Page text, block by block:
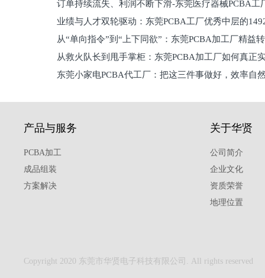
维锁客法则
订单持续流失、利润不断下滑-东莞医疗器械PCBA工
理死穴必须堵住
业绩与人才双轮驱动：东莞PCBA工厂优秀中层的
从“单向指令”到“上下同欲”：东莞PCBA加工厂精益
关键从救火队长到甩手掌柜：东莞PCBA加工厂如何真正
东莞小家电PCBA代工厂：把这三件事做好，效率自
产品与服务
PCBA加工
成品组装
方案解决
关于华贤
公司简介
企业文化
资质荣誉
地理位置
Copyright 2020 东莞市华贤电子科技有限公司. All rights reserved